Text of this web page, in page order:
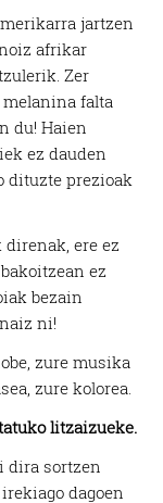
jartzen
afrikar
Zer
melanina falta
du! Haien
ez dauden
dituzte prezioak
ere ez
ez
bezain
ni!
zure musika
zure kolorea.
litzaizueke.
dira sortzen
dagoen